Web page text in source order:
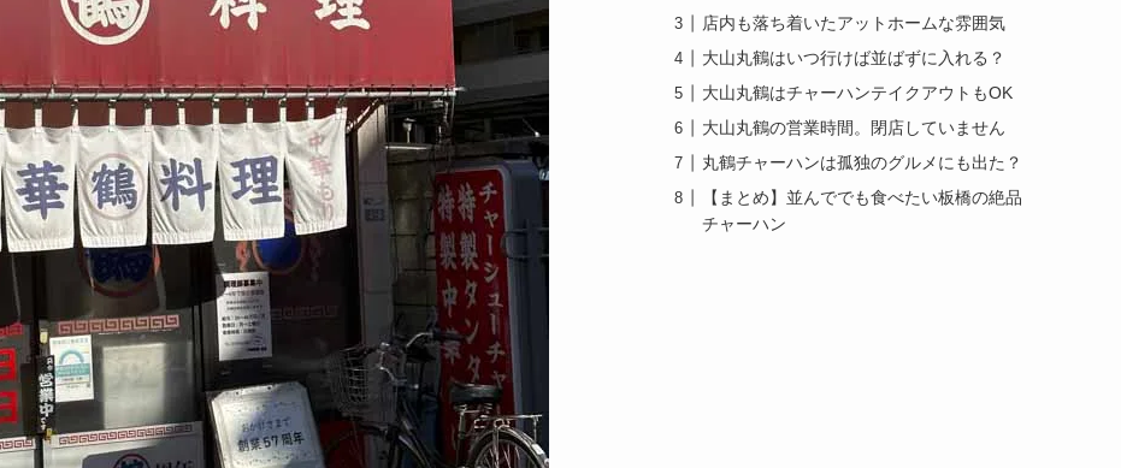
店内も落ち着いたアットホームな雰囲気
大山丸鶴はいつ行けば並ばずに入れる？
大山丸鶴はチャーハンテイクアウトもOK
大山丸鶴の営業時間。閉店していません
丸鶴チャーハンは孤独のグルメにも出た？
【まとめ】並んででも食べたい板橋の絶品
チャーハン